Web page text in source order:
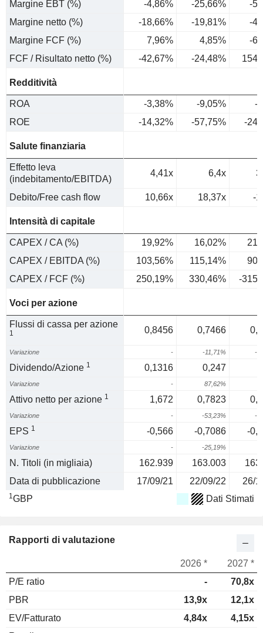
Margine EBT (%)
-4,86% -25,66%
-
Margine netto (%)
-18,66% -19,81%
-
Margine FCF (%)
7,96% 4,85%
-
FCF / Risultato netto (%)
-42,67% -24,48%
Redditività
ROA -3,38% -9,05%
-
ROE
-14,32% -57,75% -
Salute finanziaria
Effetto leva
(indebitamento/EBITDA)
4,41x 6,4x
Debito/Free cash flow 10,66x 18,37x -
Intensità di capitale
CAPEX / CA (%) 19,92% 16,02%
CAPEX / EBITDA (%)
103,56% 115,14%
CAPEX / FCF (%)
250,19% 330,46% -
Voci per azione
Flussi di cassa per azione
1 0,8456 0,7466
Variazione - -11,71% -
Dividendo/Azione 1 0,1316 0,247
Variazione - 87,62%
Attivo netto per azione 1 1,672 0,7823
Variazione - -53,23% -
EPS 1 -0,566 -0,7086 -
Variazione - -25,19%
N. Titoli (in migliaia) 162.939 163.003
Data di pubblicazione
17/09/21 22/09/22 26/
1GBP Dati Stimati
Rapporti di valutazione
2026 *
2027 *
P/E ratio
-
70,8x
PBR
13,9x
12,1x
EV/Fatturato
4,84x
4,15x